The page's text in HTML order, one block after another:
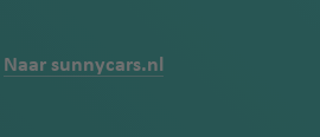
Naar sunnycars.nl